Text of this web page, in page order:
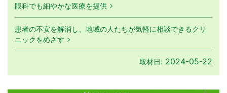
眼科でも細やかな医療を提供
患者の不安を解消し、地域の人たちが気軽に相談できるクリ
ニックをめざす
取材日: 2024-05-22